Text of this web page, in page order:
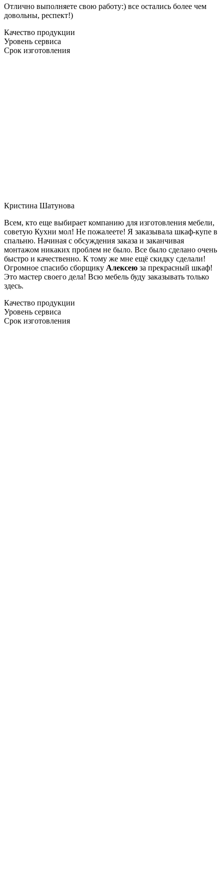
Отлично выполняете свою работу:) все остались более чем
довольны, респект!)
Качество продукции
Уровень сервиса
Срок изготовления
Кристина Шатунова
Всем, кто еще выбирает компанию для изготовления мебели,
советую Кухни мол! Не пожалеете! Я заказывала шкаф-купе в
спальню. Начиная с обсуждения заказа и заканчивая
монтажом никаких проблем не было. Все было сделано очень
быстро и качественно. К тому же мне ещё скидку сделали!
Огромное спасибо сборщику Алексею за прекрасный шкаф!
Это мастер своего дела! Всю мебель буду заказывать только
здесь.
Качество продукции
Уровень сервиса
Срок изготовления